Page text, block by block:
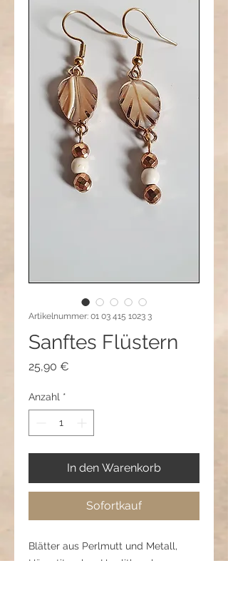
Artikelnummer: 01 03 415 1023 3
Sanftes Flüstern
25,90 €
Anzahl *
In den Warenkorb
Sofortkauf
Blätter aus Perlmutt und Metall,
Hämatitperlen, Howlithperlen,